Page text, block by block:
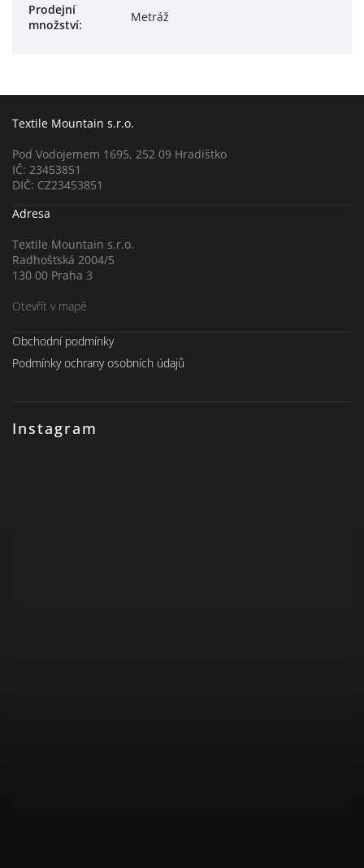
Prodejní
množství:
Metráž
Textile Mountain s.r.o.
Pod Vodojemem 1695, 252 09 Hradištko
IČ: 23453851
DIČ: CZ23453851
Adresa
Textile Mountain s.r.o.
Radhošťská 2004/5
130 00 Praha 3
Otevřít v mapě
Instagram
Obchodní podmínky
Podmínky ochrany osobních údajů